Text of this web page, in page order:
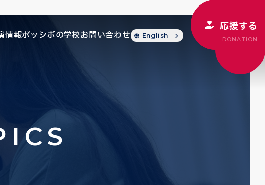
情報ポッシボの学校お問い合わせ English
応援する
DONATION